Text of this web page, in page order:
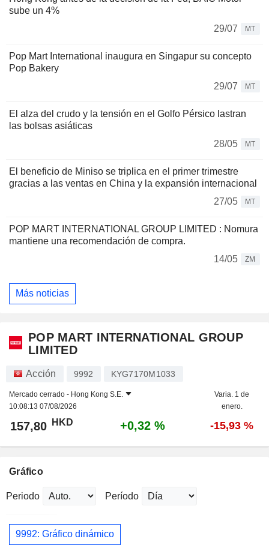
sube un 4%
29/07
MT
Pop Mart International inaugura en Singapur su concepto
Pop Bakery
29/07
MT
El alza del crudo y la tensión en el Golfo Pérsico lastran
las bolsas asiáticas
28/05
MT
El beneficio de Miniso se triplica en el primer trimestre
gracias a las ventas en China y la expansión internacional
27/05
MT
POP MART INTERNATIONAL GROUP LIMITED : Nomura
mantiene una recomendación de compra.
14/05
ZM
Más noticias
POP MART INTERNATIONAL GROUP
LIMITED
Acción 9992 KYG7170M1033
Mercado cerrado - Hong Kong S.E.
10:08:13 07/08/2026
Varia. 1 de
enero.
157,80 HKD +0,32 % -15,93 %
Gráfico
Periodo Período
9992: Gráfico dinámico